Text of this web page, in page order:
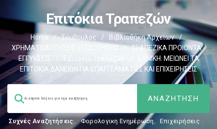
Επιτόκια Τραπεζών
Home / Σύμβουλος / Βιβλιοθήκη Αρχείων
/
ΧΡΗΜΑΤΟΔΟΤΗΣΕΙΣ-ΕΠΙΔΟΤΗΣΕΙΣ
/
ΤΡΑΠΕΖΙΚΑ ΠΡΟΙΟΝΤΑ -
ΕΓΓΥΗΣΕΙΣ
/ Επιτόκια Τραπεζών
ΕΘΝΙΚΗ: ΜΕΙΩΝΕΙ ΤΑ
ΕΠΙΤΟΚΙΑ ΔΑΝΕΙΩΝ ΓΙΑ ΕΠΑΓΓΕΛΜΑΤΙΕΣ ΚΑΙ ΕΠΙΧΕΙΡΗΣΕΙΣ
Συχνές Αναζητήσεις: Φορολογικη Ενημέρωση, Επιχειρήσεις